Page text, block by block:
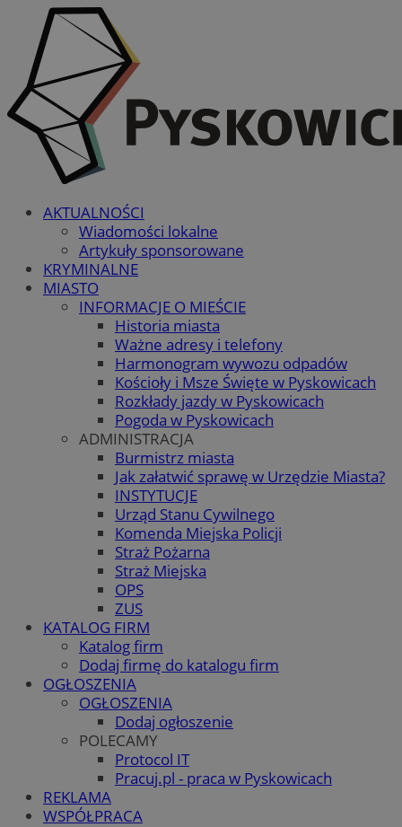
AKTUALNOŚCI
Wiadomości lokalne
Artykuły sponsorowane
KRYMINALNE
MIASTO
INFORMACJE O MIEŚCIE
Historia miasta
Ważne adresy i telefony
Harmonogram wywozu odpadów
Kościoły i Msze Święte w Pyskowicach
Rozkłady jazdy w Pyskowicach
Pogoda w Pyskowicach
ADMINISTRACJA
Burmistrz miasta
Jak załatwić sprawę w Urzędzie Miasta?
INSTYTUCJE
Urząd Stanu Cywilnego
Komenda Miejska Policji
Straż Pożarna
Straż Miejska
OPS
ZUS
KATALOG FIRM
Katalog firm
Dodaj firmę do katalogu firm
OGŁOSZENIA
OGŁOSZENIA
Dodaj ogłoszenie
POLECAMY
Protocol IT
Pracuj.pl - praca w Pyskowicach
REKLAMA
WSPÓŁPRACA